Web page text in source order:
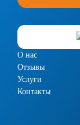
О нас
Отзывы
Услуги
Контакты